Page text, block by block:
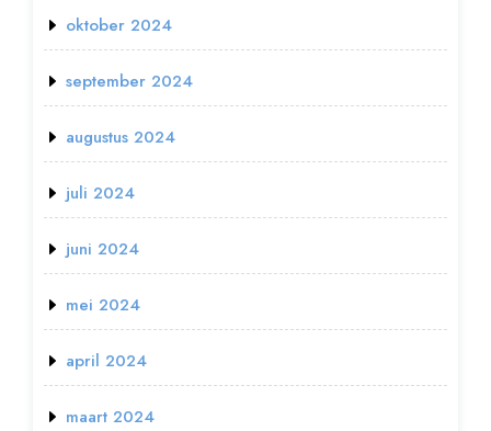
oktober 2024
september 2024
augustus 2024
juli 2024
juni 2024
mei 2024
april 2024
maart 2024